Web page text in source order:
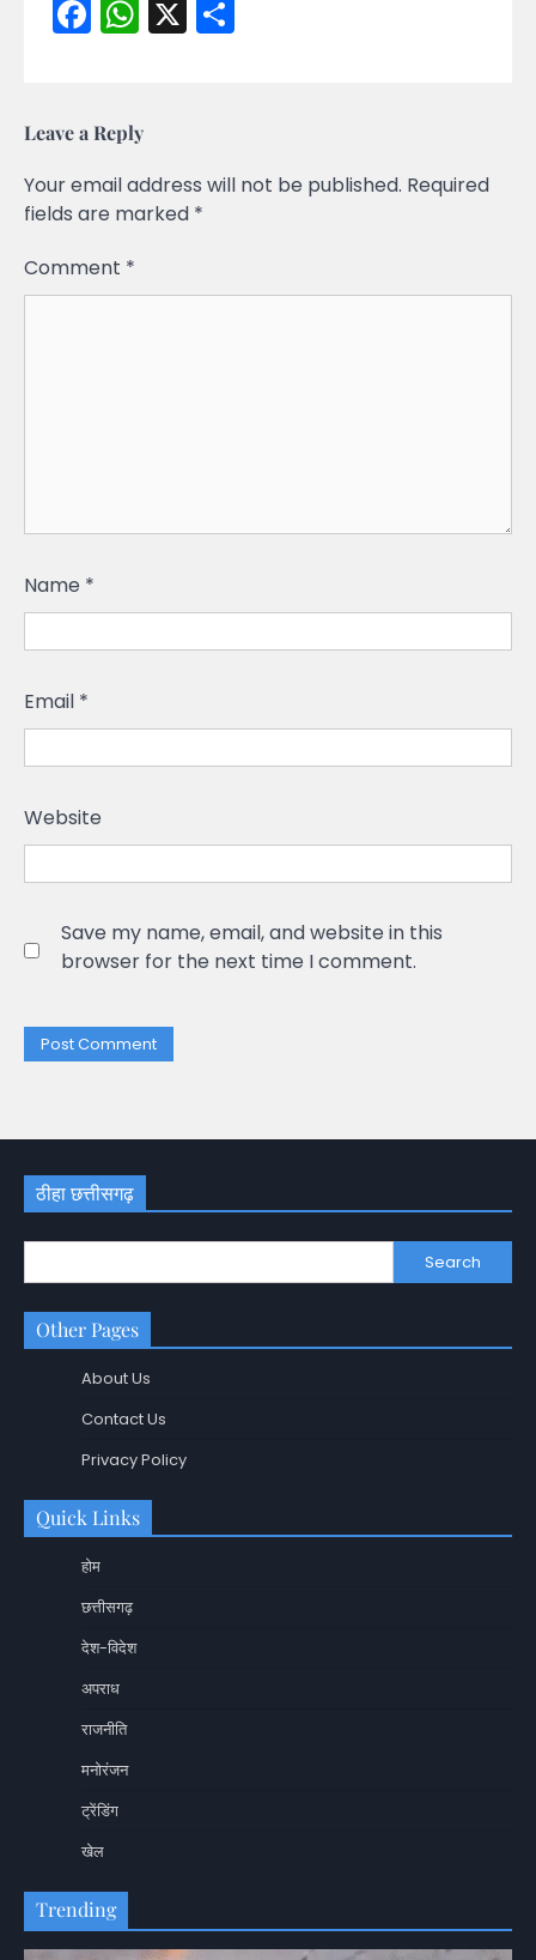
Facebook
WhatsApp
X
Leave a Reply
Your email address will not be published. Required
fields are marked *
Comment *
Name *
Email *
Website
Save my name, email, and website in this
browser for the next time I comment.
ठीहा छत्तीसगढ़
Search
Other Pages
About Us
Contact Us
Privacy Policy
Quick Links
होम
छत्तीसगढ़
देश-विदेश
अपराध
राजनीति
मनोरंजन
ट्रेंडिंग
खेल
Trending